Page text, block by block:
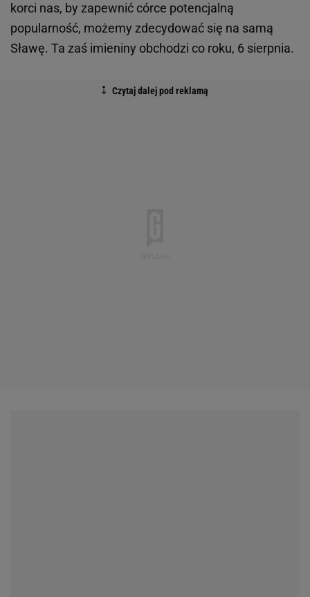
korci nas, by zapewnić córce potencjalną
popularność, możemy zdecydować się na samą
Sławę. Ta zaś imieniny obchodzi co roku, 6 sierpnia.